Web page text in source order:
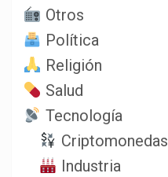
Otros
Política
Religión
Salud
Tecnología
Criptomonedas
Industria